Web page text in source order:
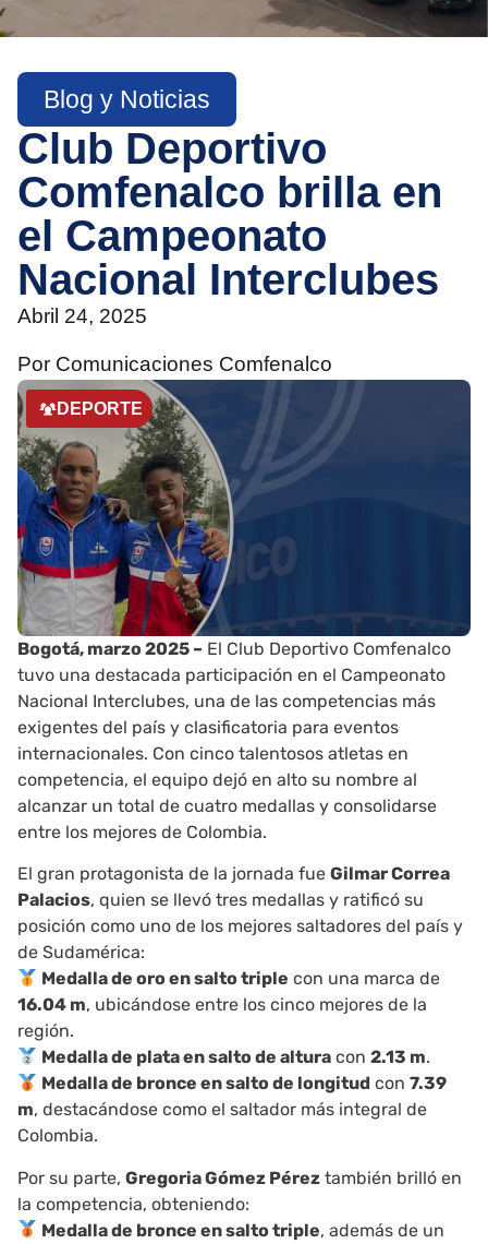
Blog y Noticias
Club Deportivo
Comfenalco brilla en
el Campeonato
Nacional Interclubes
Abril 24, 2025
Por Comunicaciones Comfenalco
DEPORTE
Bogotá, marzo 2025 – El Club Deportivo Comfenalco
tuvo una destacada participación en el Campeonato
Nacional Interclubes, una de las competencias más
exigentes del país y clasificatoria para eventos
internacionales. Con cinco talentosos atletas en
competencia, el equipo dejó en alto su nombre al
alcanzar un total de cuatro medallas y consolidarse
entre los mejores de Colombia.
El gran protagonista de la jornada fue Gilmar Correa
Palacios, quien se llevó tres medallas y ratificó su
posición como uno de los mejores saltadores del país y
de Sudamérica:
Medalla de oro en salto triple con una marca de
16.04 m, ubicándose entre los cinco mejores de la
región.
Medalla de plata en salto de altura con2.13 m.
Medalla de bronce en salto de longitud con7.39
m, destacándose como el saltador más integral de
Colombia.
Por su parte, Gregoria Gómez Pérez también brilló en
la competencia, obteniendo:
Medalla de bronce en salto triple, además de un